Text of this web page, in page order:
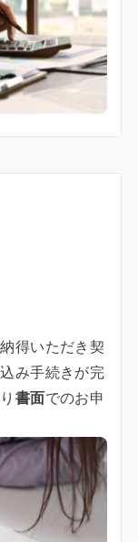
得いただき契
み手続きが完
書面でのお申